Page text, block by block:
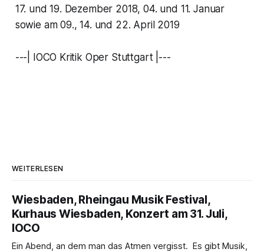
17. und 19. Dezember 2018, 04. und 11. Januar
sowie am 09., 14. und 22. April 2019
---| IOCO Kritik Oper Stuttgart |---
WEITERLESEN
Wiesbaden, Rheingau Musik Festival,
Kurhaus Wiesbaden, Konzert am 31. Juli,
IOCO
Ein Abend, an dem man das Atmen vergisst. Es gibt Musik,